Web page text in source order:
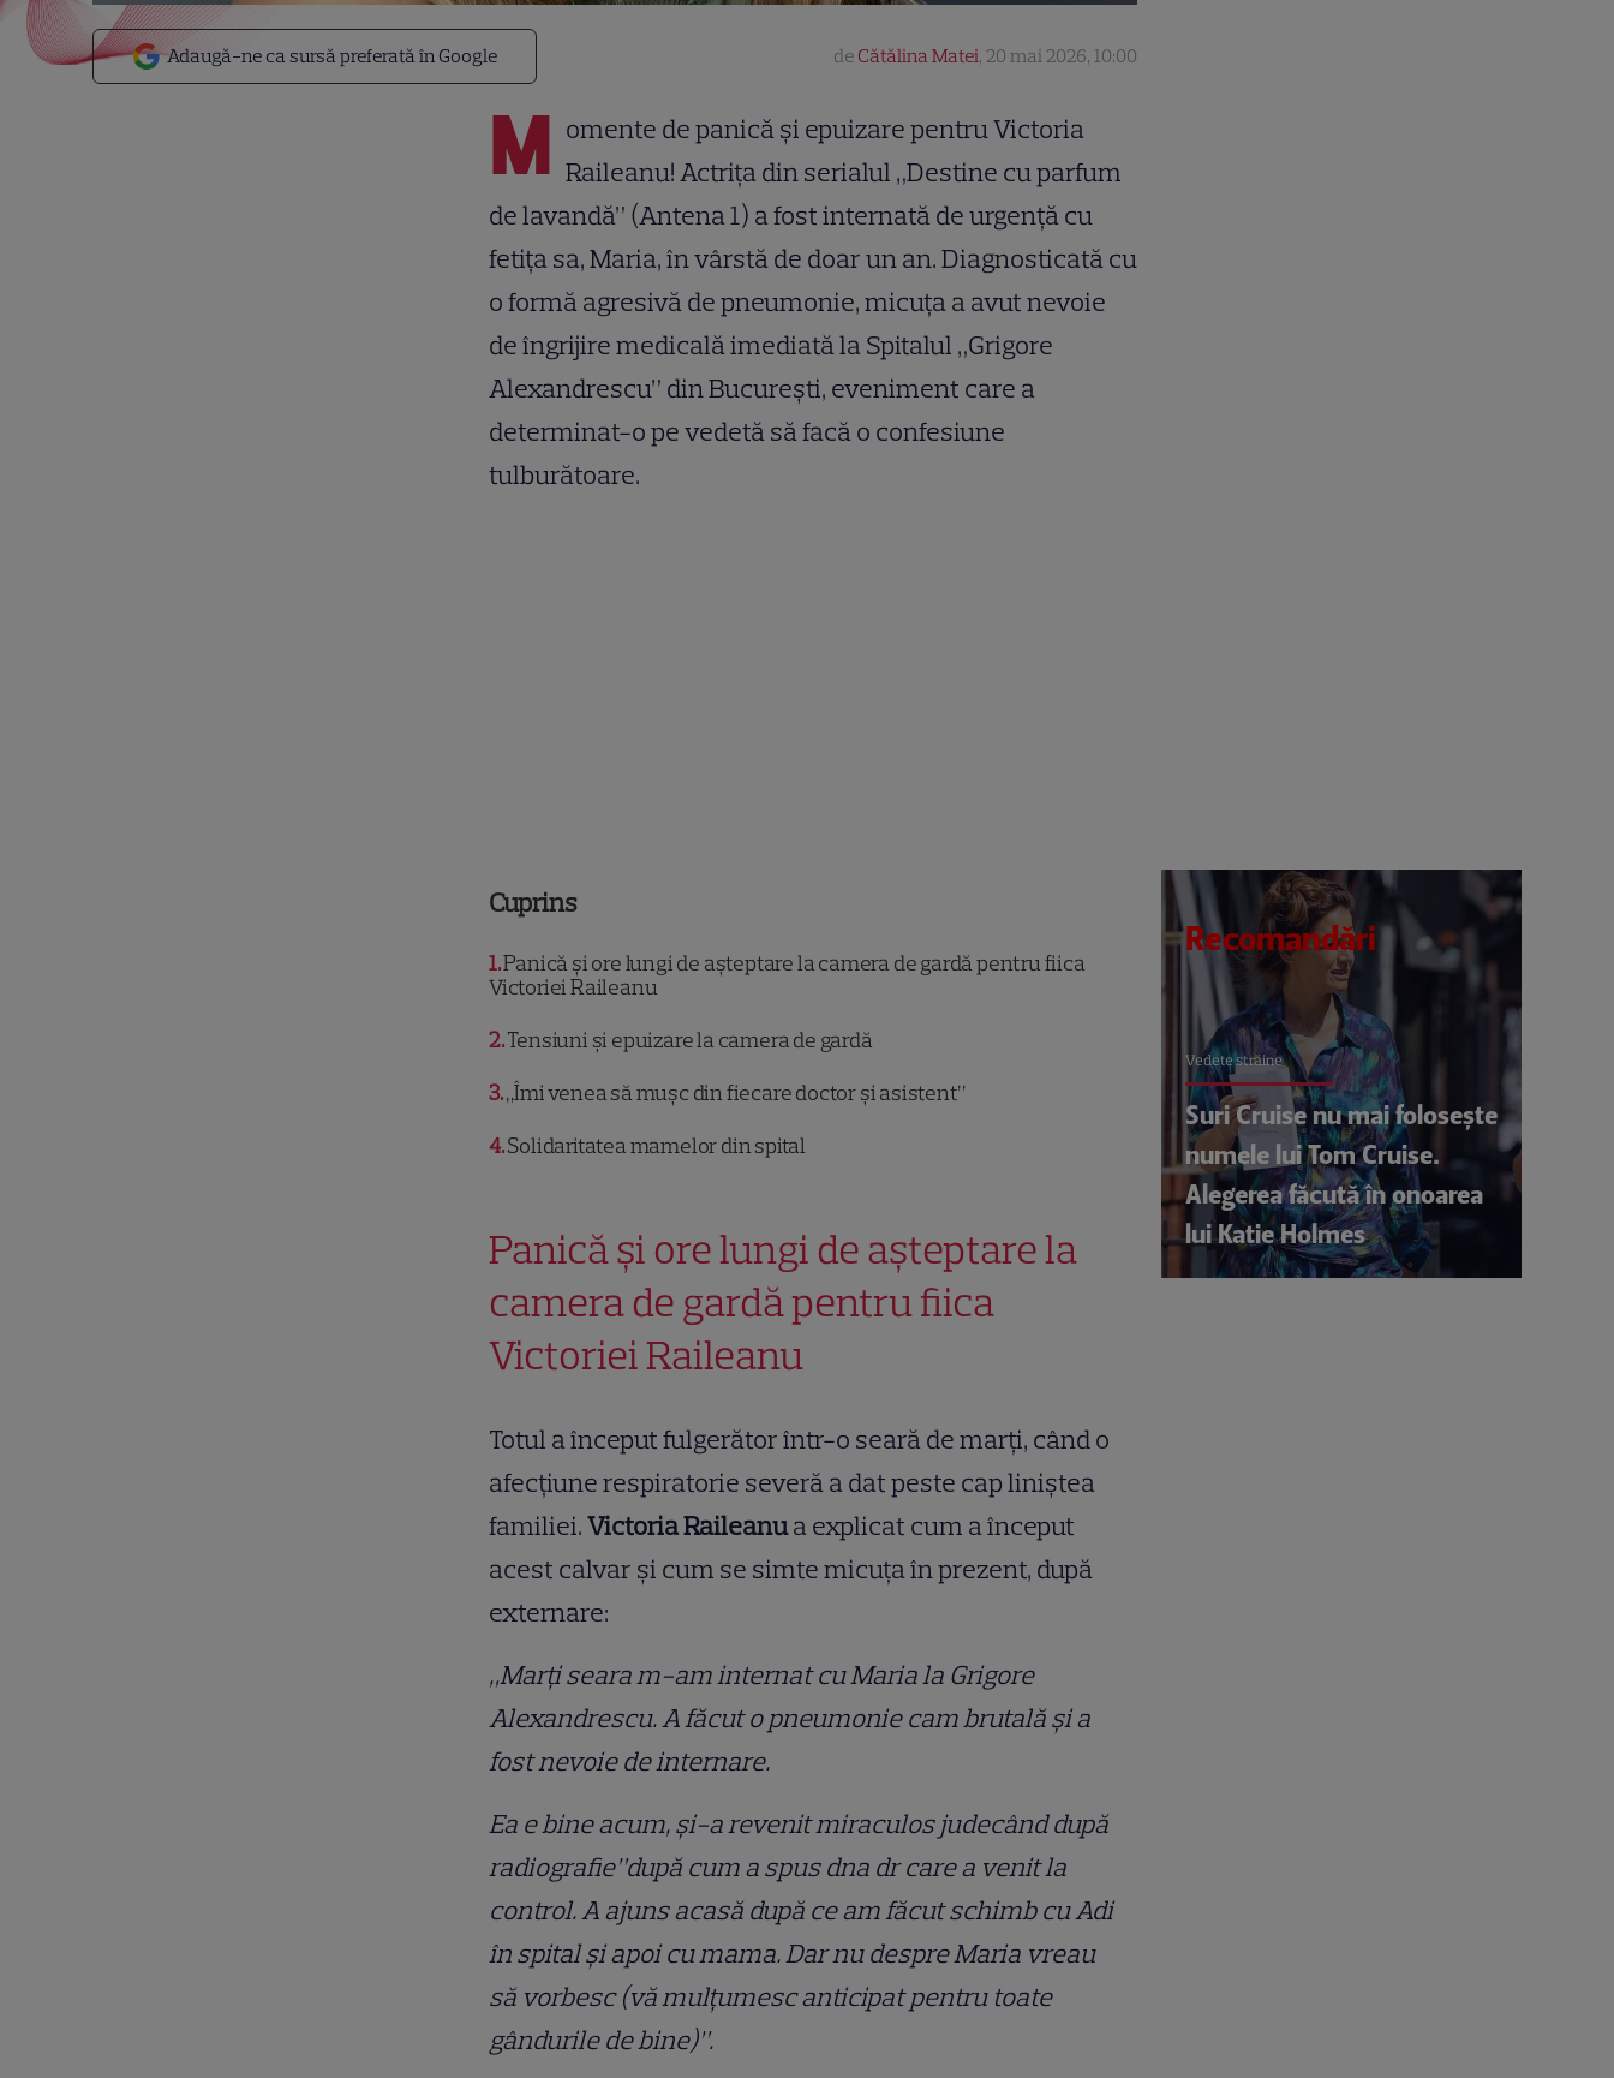
Adaugă-ne ca sursă preferată în Google de Cătălina Matei, 20 mai 2026, 10:00
M omente de panică și epuizare pentru Victoria
Raileanu! Actrița din serialul „Destine cu parfum
de lavandă” (Antena 1) a fost internată de urgență cu
fetița sa, Maria, în vârstă de doar un an. Diagnosticată cu
o formă agresivă de pneumonie, micuța a avut nevoie
de îngrijire medicală imediată la Spitalul „Grigore
Alexandrescu” din București, eveniment care a
determinat-o pe vedetă să facă o confesiune
tulburătoare.
Cuprins
1Panică și ore lungi de așteptare la camera de gardă pentru fiica
Victoriei Raileanu
2Tensiuni și epuizare la camera de gardă
3„Îmi venea să mușc din fiecare doctor și asistent”
4Solidaritatea mamelor din spital
Panică și ore lungi de așteptare la
camera de gardă pentru fiica
Victoriei Raileanu
Totul a început fulgerător într-o seară de marți, când o
afecțiune respiratorie severă a dat peste cap liniștea
familiei.Victoria Raileanua explicat cum a început
acest calvar și cum se simte micuța în prezent, după
externare:
„Marți seara m-am internat cu Maria la Grigore
Alexandrescu. A făcut o pneumonie cam brutală și a
fost nevoie de internare.
Ea e bine acum, și-a revenit miraculos judecând după
radiografie”după cum a spus dna dr care a venit la
control. A ajuns acasă după ce am făcut schimb cu Adi
în spital și apoi cu mama. Dar nu despre Maria vreau
să vorbesc (vă mulțumesc anticipat pentru toate
gândurile de bine)”.
Recomandări
Vedete străine
Suri Cruise nu mai folosește
numele lui Tom Cruise.
Alegerea făcută în onoarea
lui Katie Holmes